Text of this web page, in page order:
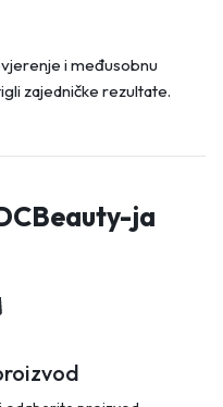
i međusobnu
zajedničke rezultate.
ja